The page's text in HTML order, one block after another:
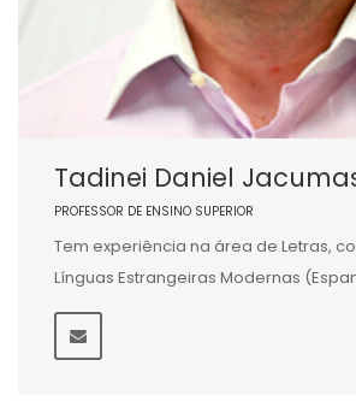
Tadinei Daniel
PROFESSOR DE ENSINO SUPERIOR
Tem experiência na área de Letras,
Línguas Estrangeiras Modernas